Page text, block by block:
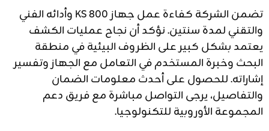
تضمن الشركة كفاءة عمل جهاز KS 800 وأدائه الفني
والتقني لمدة سنتين. نؤكد أن نجاح عمليات الكشف
يعتمد بشكل كبير على الظروف البيئية في منطقة
البحث وخبرة المستخدم في التعامل مع الجهاز وتفسير
إشاراته. للحصول على أحدث معلومات الضمان
والتفاصيل، يرجى التواصل مباشرة مع فريق دعم
المجموعة الأوروبية للتكنولوجيا.